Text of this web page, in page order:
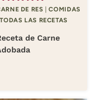
DE RES |COMIDAS
TODAS LAS RECETAS
de Carne